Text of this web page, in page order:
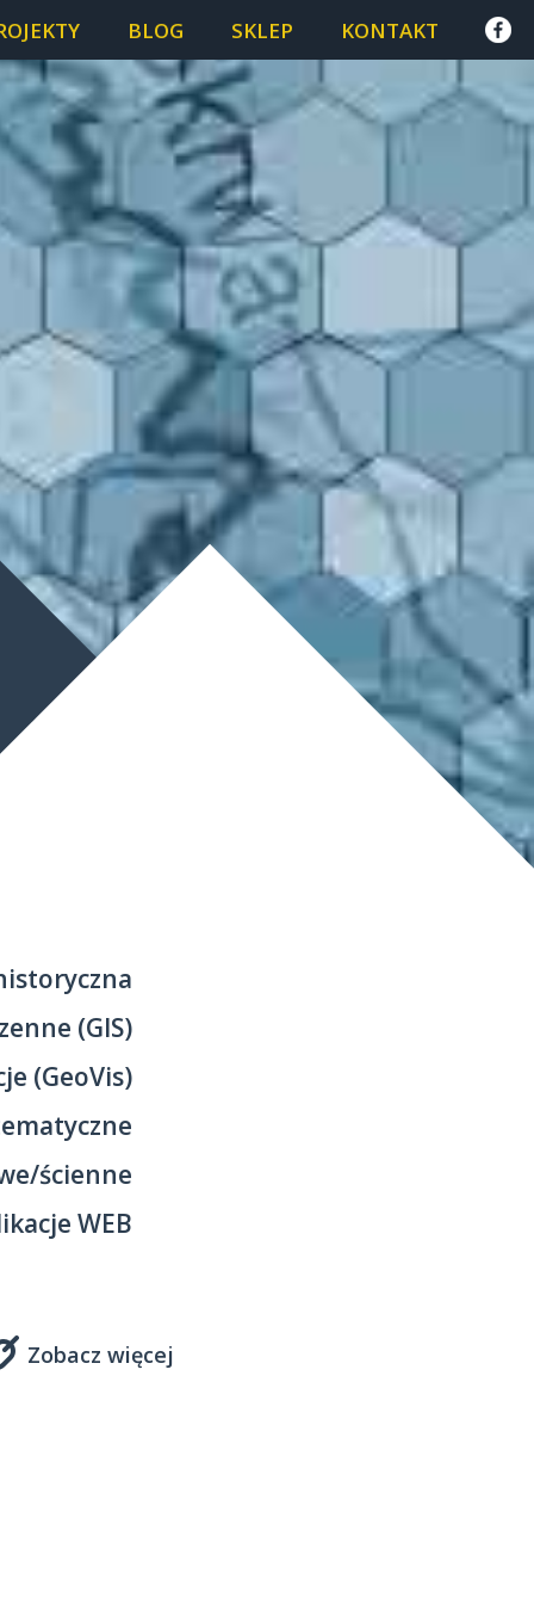
BLOG SKLEP KONTAKT
(GIS)
(GeoVis)
ścienne
WEB
Zobacz więcej